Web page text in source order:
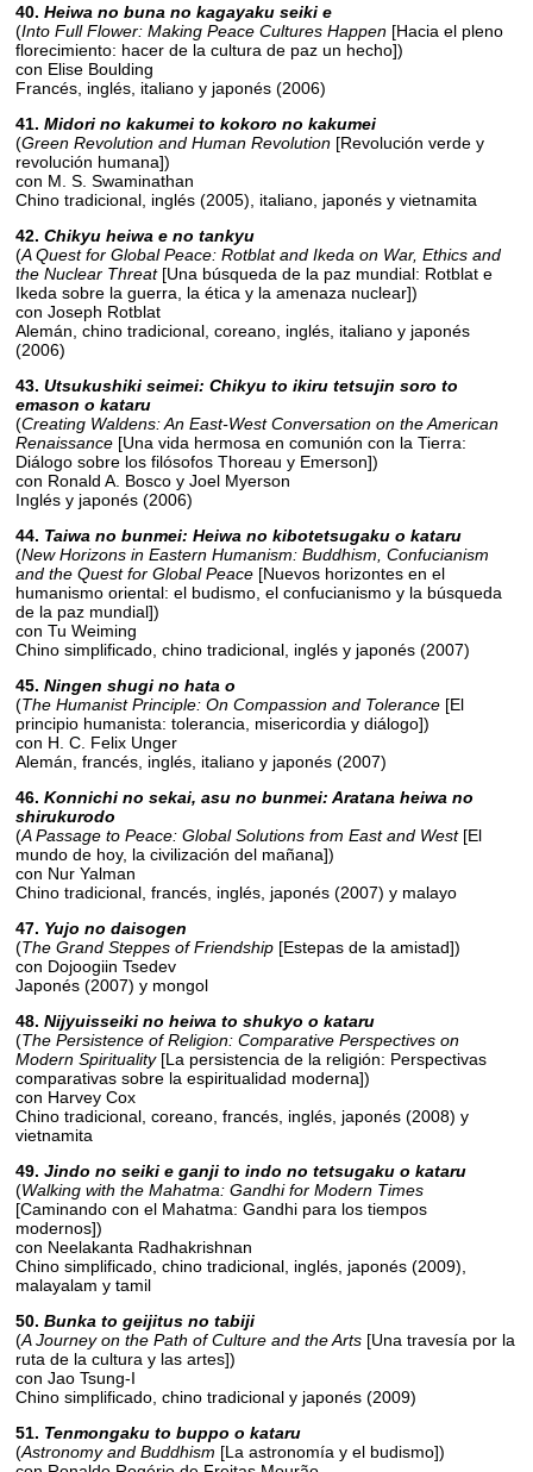
40.Heiwa no buna no kagayaku seiki e
(Into Full Flower: Making Peace Cultures Happen [Hacia el pleno
florecimiento: hacer de la cultura de paz un hecho])
con Elise Boulding
Francés, inglés, italiano y japonés (2006)
41.Midori no kakumei to kokoro no kakumei
(Green Revolution and Human Revolution [Revolución verde y
revolución humana])
con M. S. Swaminathan
Chino tradicional, inglés (2005), italiano, japonés y vietnamita
42.Chikyu heiwa e no tankyu
(A Quest for Global Peace: Rotblat and Ikeda on War, Ethics and
the Nuclear Threat[Una búsqueda de la paz mundial: Rotblat e
Ikeda sobre la guerra, la ética y la amenaza nuclear])
con Joseph Rotblat
Alemán, chino tradicional, coreano, inglés, italiano y japonés
(2006)
43.Utsukushiki seimei: Chikyu to ikiru tetsujin soro to
emason o kataru
(Creating Waldens: An East-West Conversation on the American
Renaissance [Una vida hermosa en comunión con la Tierra:
Diálogo sobre los filósofos Thoreau y Emerson])
con Ronald A. Bosco y Joel Myerson
Inglés y japonés (2006)
44. Taiwa no bunmei: Heiwa no kibotetsugaku o kataru
(New Horizons in Eastern Humanism: Buddhism, Confucianism
and the Quest for Global Peace [Nuevos horizontes en el
humanismo oriental: el budismo, el confucianismo y la búsqueda
de la paz mundial])
con Tu Weiming
Chino simplificado, chino tradicional, inglés y japonés (2007)
45.Ningen shugi no hata o
(The Humanist Principle: On Compassion and Tolerance [El
principio humanista: tolerancia, misericordia y diálogo])
con H. C. Felix Unger
Alemán, francés, inglés, italiano y japonés (2007)
46.Konnichi no sekai, asu no bunmei: Aratana heiwa no
shirukurodo
(A Passage to Peace: Global Solutions from East and West[El
mundo de hoy, la civilización del mañana])
con Nur Yalman
Chino tradicional, francés, inglés, japonés (2007) y malayo
47. Yujo no daisogen
(The Grand Steppes of Friendship [Estepas de la amistad])
con Dojoogiin Tsedev
Japonés (2007) y mongol
48.Nijyuisseiki no heiwa to shukyo o kataru
(The Persistence of Religion: Comparative Perspectives on
Modern Spirituality[La persistencia de la religión: Perspectivas
comparativas sobre la espiritualidad moderna])
con Harvey Cox
Chino tradicional, coreano, francés, inglés, japonés (2008) y
vietnamita
49.Jindo no seiki e ganji to indo no tetsugaku o kataru
(Walking with the Mahatma: Gandhi for Modern Times
[Caminando con el Mahatma: Gandhi para los tiempos
modernos])
con Neelakanta Radhakrishnan
Chino simplificado, chino tradicional, inglés, japonés (2009),
malayalam y tamil
50.Bunka to geijitus no tabiji
(A Journey on the Path of Culture and the Arts [Una travesía por la
ruta de la cultura y las artes])
con Jao Tsung-I
Chino simplificado, chino tradicional y japonés (2009)
51. Tenmongaku to buppo o kataru
(Astronomy and Buddhism [La astronomía y el budismo])